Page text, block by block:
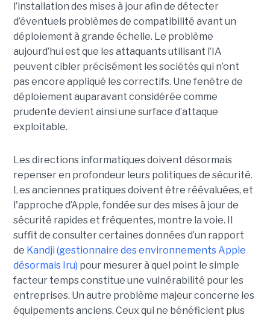
l’installation des mises à jour afin de détecter
d’éventuels problèmes de compatibilité avant un
déploiement à grande échelle. Le problème
aujourd’hui est que les attaquants utilisant l’IA
peuvent cibler précisément les sociétés qui n’ont
pas encore appliqué les correctifs. Une fenêtre de
déploiement auparavant considérée comme
prudente devient ainsi une surface d’attaque
exploitable.
Les directions informatiques doivent désormais
repenser en profondeur leurs politiques de sécurité.
Les anciennes pratiques doivent être réévaluées, et
l'approche d’Apple, fondée sur des mises à jour de
sécurité rapides et fréquentes, montre la voie. Il
suffit de consulter certaines données d’un rapport
de Kandji (gestionnaire des environnements Apple
désormais Iru) pour mesurer à quel point le simple
facteur temps constitue une vulnérabilité pour les
entreprises. Un autre problème majeur concerne les
équipements anciens. Ceux qui ne bénéficient plus